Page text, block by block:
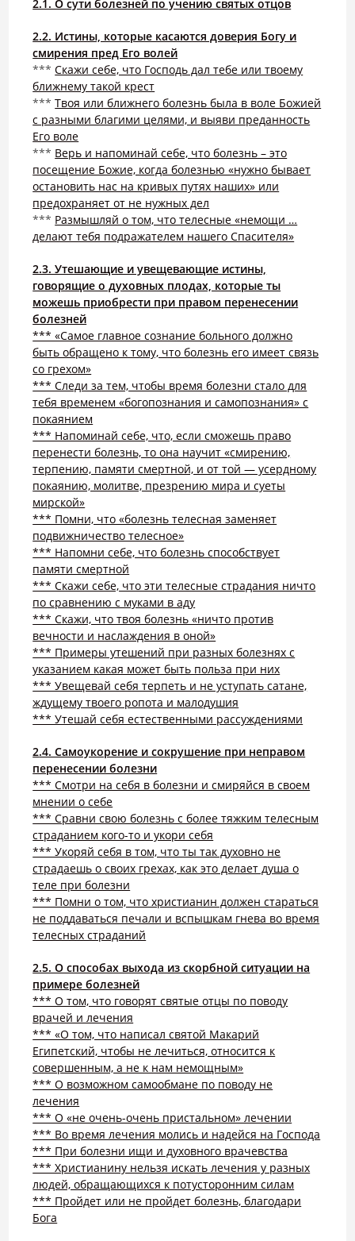
2.1. О сути болезней по учению святых отцов
2.2. Истины, которые касаются доверия Богу и
смирения пред Его волей
***Скажи себе, что Господь дал тебе или твоему
ближнему такой крест
***Твоя или ближнего болезнь была в воле Божией
с разными благими целями, и выяви преданность
Его воле
*** Верь и напоминай себе, что болезнь – это
посещение Божие, когда болезнью «нужно бывает
остановить нас на кривых путях наших» или
предохраняет от не нужных дел
*** Размышляй о том, что телесные «немощи …
делают тебя подражателем нашего Спасителя»
2.3. Утешающие и увещевающие истины,
говорящие о духовных плодах, которые ты
можешь приобрести при правом перенесении
болезней
*** «Самое главное сознание больного должно
быть обращено к тому, что болезнь его имеет связь
со грехом»
*** Следи за тем, чтобы время болезни стало для
тебя временем «богопознания и самопознания» с
покаянием
*** Напоминай себе, что, если сможешь право
перенести болезнь, то она научит «смирению,
терпению, памяти смертной, и от той — усердному
покаянию, молитве, презрению мира и суеты
мирской»
*** Помни, что «болезнь телесная заменяет
подвижничество телесное»
*** Напомни себе, что болезнь способствует
памяти смертной
*** Скажи себе, что эти телесные страдания ничто
по сравнению с муками в аду
*** Скажи, что твоя болезнь «ничто против
вечности и наслаждения в оной»
*** Примеры утешений при разных болезнях с
указанием какая может быть польза при них
*** Увещевай себя терпеть и не уступать сатане,
ждущему твоего ропота и малодушия
*** Утешай себя естественными рассуждениями
2.4. Самоукорение и сокрушение при неправом
перенесении болезни
*** Смотри на себя в болезни и смиряйся в своем
мнении о себе
*** Сравни свою болезнь с более тяжким телесным
страданием кого-то и укори себя
*** Укоряй себя в том, что ты так духовно не
страдаешь о своих грехах, как это делает душа о
теле при болезни
*** Помни о том, что христианин должен стараться
не поддаваться печали и вспышкам гнева во время
телесных страданий
2.5. О способах выхода из скорбной ситуации на
примере болезней
*** О том, что говорят святые отцы по поводу
врачей и лечения
*** «О том, что написал святой Макарий
Египетский, чтобы не лечиться, относится к
совершенным, а не к нам немощным»
*** О возможном самообмане по поводу не
лечения
*** О «не очень-очень пристальном» лечении
*** Во время лечения молись и надейся на Господа
*** При болезни ищи и духовного врачевства
*** Христианину нельзя искать лечения у разных
людей, обращающихся к потусторонним силам
*** Пройдет или не пройдет болезнь, благодари
Бога